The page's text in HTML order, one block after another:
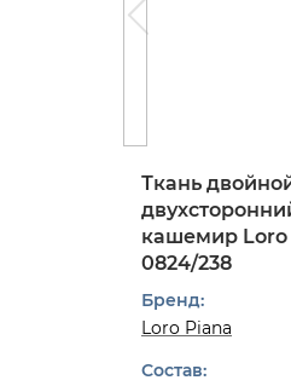
Ткань
кашемир Loro
0824/238
Бренд:
Loro Piana
Состав: